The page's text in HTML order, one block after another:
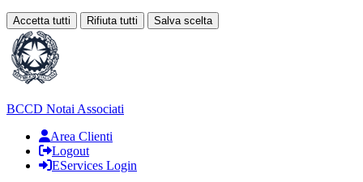
Accetta tutti Rifiuta tutti Salva scelta
Loading...
BCCD Notai Associati
Area Clienti
Logout
EServices Login